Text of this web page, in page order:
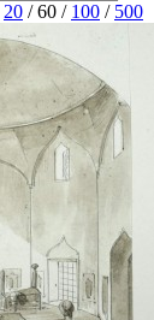
20 /60 / 100 / 500